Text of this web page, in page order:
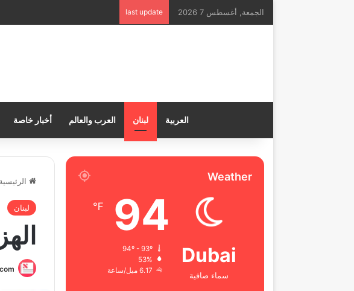
الجمعة, أغسطس 7 2026 last update
العربية لبنان العرب والعالم أخبار خاصة
الرئيسية
لبنان
Weather
Dubai
سماء صافية
94
℉
53%
6.17 ميل/ساعة